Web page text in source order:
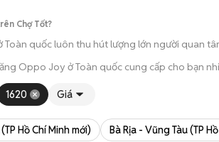
Chợ Tốt?
quốc luôn thu hút lượng lớn người quan
Oppo Joy ở Toàn quốc cung cấp cho bạn
giúp bạn có thời gian cầm máy trên tay, test
1620 Giá
Hồ Chí Minh mới) Bà Rịa - Vũng Tàu (TP